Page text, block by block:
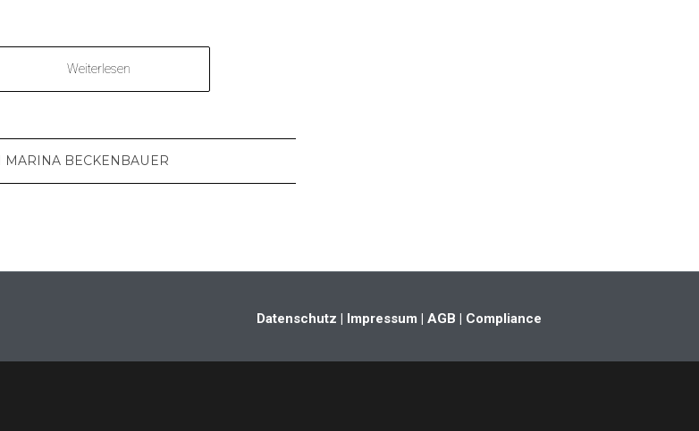
Weiterlesen
MARINA BECKENBAUER
Datenschutz | Impressum | AGB | Compliance